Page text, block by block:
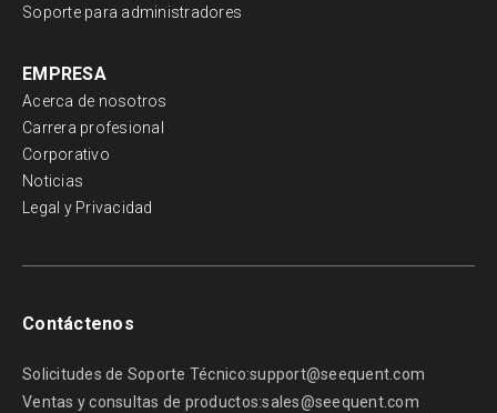
Soporte para administradores
EMPRESA
Acerca de nosotros
Carrera profesional
Corporativo
Noticias
Legal y Privacidad
Contáctenos
Solicitudes de Soporte Técnico:support@seequent.com
Ventas y consultas de productos:sales@seequent.com